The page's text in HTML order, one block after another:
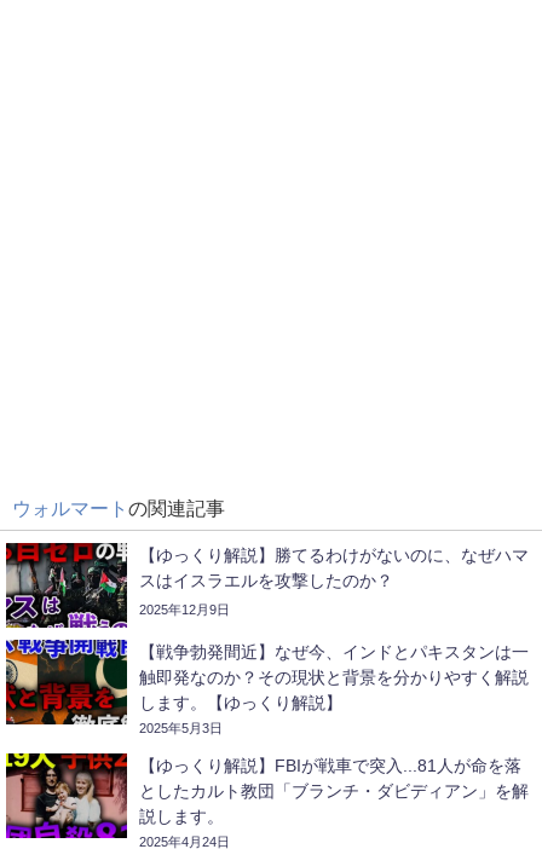
ウォルマート の関連記事
【ゆっくり解説】勝てるわけがないのに、なぜハマ
スはイスラエルを攻撃したのか？
2025年12月9日
【戦争勃発間近】なぜ今、インドとパキスタンは一
触即発なのか？その現状と背景を分かりやすく解説
します。【ゆっくり解説】
2025年5月3日
【ゆっくり解説】FBIが戦車で突入...81人が命を落
としたカルト教団「ブランチ・ダビディアン」を解
説します。
2025年4月24日